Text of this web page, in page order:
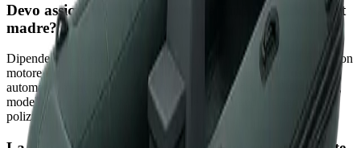
Devo assicurare il tender separatamente dallo yacht
madre?
Dipende dalle dimensioni e dalla potenza. Tender entro i 4 metri con
motore fuoribordo inferiore a 50 CV sono in genere inclusi
automaticamente nella polizza yacht dichiarando in polizza marca,
modello e numero di matricola. Tender piu' grandi richiedono una
polizza dedicata o un'estensione specifica.